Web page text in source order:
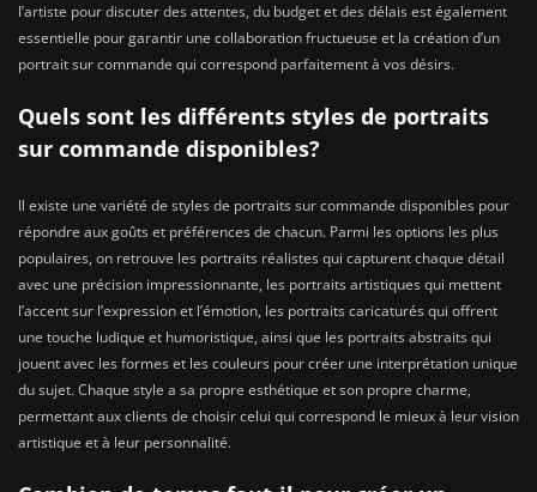
l’artiste pour discuter des attentes, du budget et des délais est également
essentielle pour garantir une collaboration fructueuse et la création d’un
portrait sur commande qui correspond parfaitement à vos désirs.
Quels sont les différents styles de portraits
sur commande disponibles?
Il existe une variété de styles de portraits sur commande disponibles pour
répondre aux goûts et préférences de chacun. Parmi les options les plus
populaires, on retrouve les portraits réalistes qui capturent chaque détail
avec une précision impressionnante, les portraits artistiques qui mettent
l’accent sur l’expression et l’émotion, les portraits caricaturés qui offrent
une touche ludique et humoristique, ainsi que les portraits abstraits qui
jouent avec les formes et les couleurs pour créer une interprétation unique
du sujet. Chaque style a sa propre esthétique et son propre charme,
permettant aux clients de choisir celui qui correspond le mieux à leur vision
artistique et à leur personnalité.